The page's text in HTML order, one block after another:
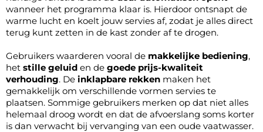
wanneer het programma klaar is. Hierdoor ontsnapt de
warme lucht en koelt jouw servies af, zodat je alles direct
terug kunt zetten in de kast zonder af te drogen.
Gebruikers waarderen vooral de makkelijke bediening,
het stille geluid en de goede prijs-kwaliteit
verhouding. De inklapbare rekken maken het
gemakkelijk om verschillende vormen servies te
plaatsen. Sommige gebruikers merken op dat niet alles
helemaal droog wordt en dat de afvoerslang soms korter
is dan verwacht bij vervanging van een oude vaatwasser.